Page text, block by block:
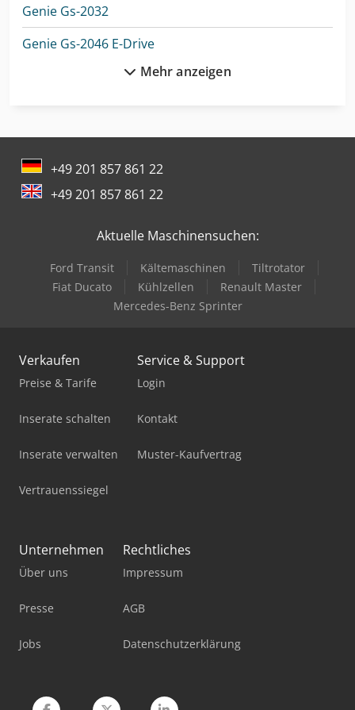
Genie Gs-2032
Genie Gs-2046 E-Drive
Genie Gs-2646 E-Drive
Genie Gs-2669 Dc
Genie Gs-3232 E-Drive
Genie Gs-3246 E-Drive
Genie Gs-3369 Dc
Genie Gs-4046 E-Drive
Genie Gs-4390
Genie Z-30/20 N
Genie Z-45 Fe
Genie Zx-135/70
Mehr anzeigen
+49 201 857 861 22
+49 201 857 861 22
Aktuelle Maschinensuchen:
Ford Transit Kältemaschinen
Tiltrotator
Fiat Ducato
Kühlzellen
Renault Master
Mercedes-Benz Sprinter
Verkaufen
Preise & Tarife
Inserate schalten
Inserate verwalten
Vertrauenssiegel
Service & Support
Login
Kontakt
Muster-Kaufvertrag
Unternehmen
Über uns
Presse
Jobs
Rechtliches
Impressum
AGB
Datenschutzerklärung